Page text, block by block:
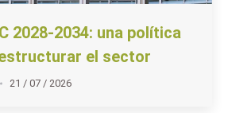
2028-2034: una política
el sector
21 / 07 / 2026